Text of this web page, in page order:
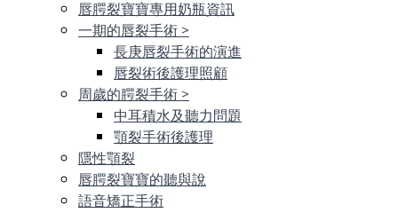
唇腭裂寶寶專用奶瓶資訊
一期的唇裂手術 >
長庚唇裂手術的演進
唇裂術後護理照顧
周歲的腭裂手術 >
中耳積水及聽力問題
顎裂手術後護理
隱性顎裂
唇腭裂寶寶的聽與說
語音矯正手術